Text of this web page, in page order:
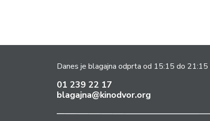
Danes je blagajna odprta od 15:15 do 21:15
01 239 22 17
blagajna@kinodvor.org